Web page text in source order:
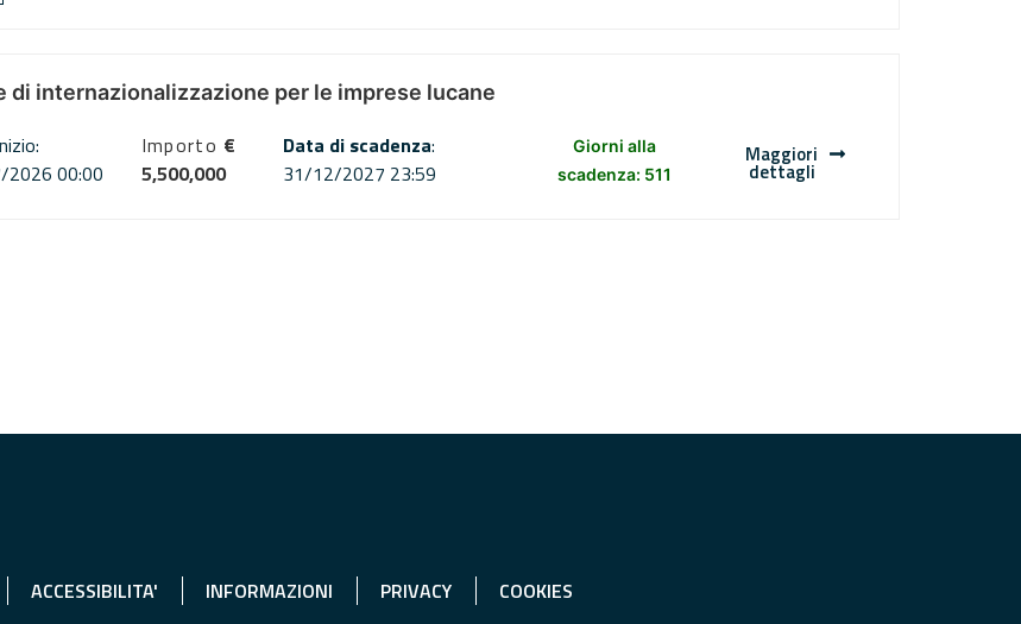
di internazionalizzazione per le imprese lucane
00:00
Importo €
5,500,000
Data di scadenza:
31/12/2027 23:59
Giorni alla
scadenza: 511
Maggiori
dettagli
ACCESSIBILITA' INFORMAZIONI PRIVACY COOKIES